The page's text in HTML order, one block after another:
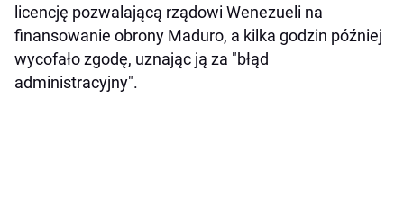
licencję pozwalającą rządowi Wenezueli na
finansowanie obrony Maduro, a kilka godzin później
wycofało zgodę, uznając ją za "błąd
administracyjny".